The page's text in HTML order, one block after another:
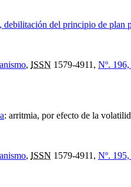
del principio de
, ISSN 1579-4911, Nº.
: arritmia, por efecto de la
, ISSN 1579-4911, Nº.